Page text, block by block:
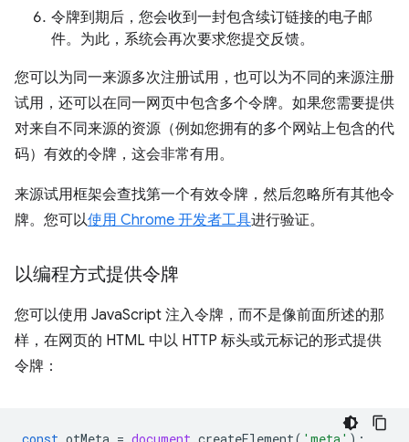
令牌到期后，您会收到一封包含续订链接的电子邮
件。为此，系统会再次要求您提交反馈。
您可以为同一来源多次注册试用，也可以为不同的来源注册
试用，还可以在同一网页中包含多个令牌。如果您需要提供
对来自不同来源的资源（例如您拥有的多个网站上包含的代
码）有效的令牌，这会非常有用。
来源试用框架会查找第一个有效令牌，然后忽略所有其他令
牌。您可以使用 Chrome 开发者工具进行验证。
以编程方式提供令牌
您可以使用 JavaScript 注入令牌，而不是像前面所述的那
样，在网页的 HTML 中以 HTTP 标头或元标记的形式提供
令牌：